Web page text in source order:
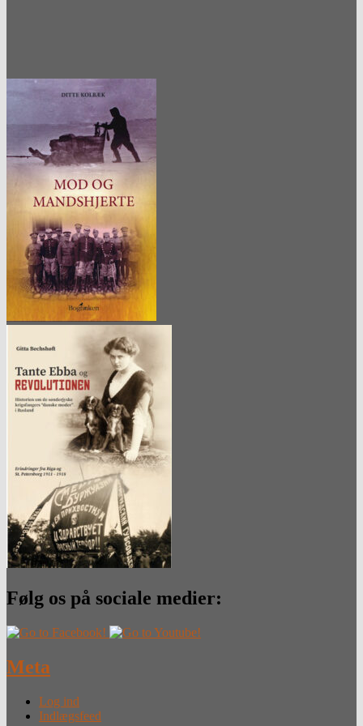
Følg os på sociale medier:
Meta
Log ind
Indlægsfeed